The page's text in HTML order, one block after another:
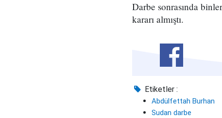
Darbe sonrasında
kararı almıştı.
Etiketler :
Abdülfettah Burhan
Sudan darbe